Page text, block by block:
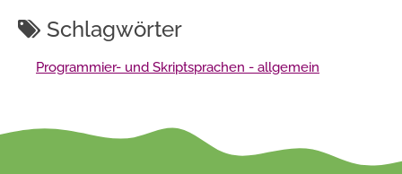
Schlagwörter
Programmier- und Skriptsprachen - allgemein